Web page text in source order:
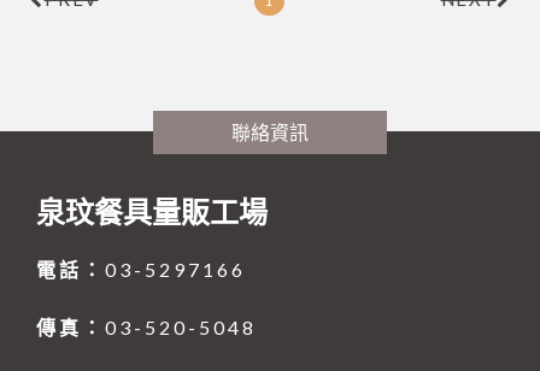
聯絡資訊
泉玟餐具量販工場
電話： 03-5297166
傳真： 03-520-5048